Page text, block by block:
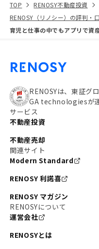
TOP RENOSY不動産投資
RENOSY（リノシー）の評判・
育児と仕事の中でもアプリで資
RENOSYは、東証グ
GA technologiesが運
サービス
不動産投資
不動産売却
関連サイト
Modern Standard
RENOSY 利諾喜
RENOSY マガジン
RENOSYについて
運営会社
RENOSYとは